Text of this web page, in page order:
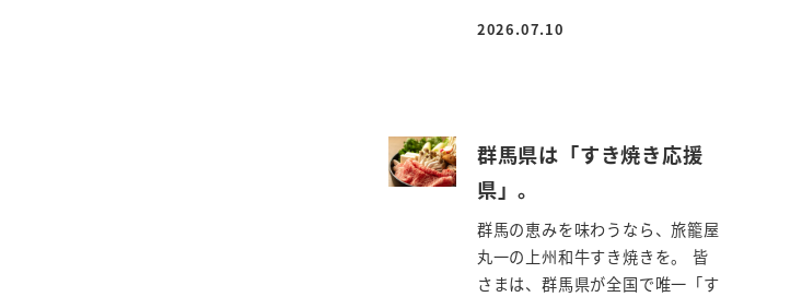
投稿日
2026.07.10
群馬県は「すき焼き応援
県」。
群馬の恵みを味わうなら、旅籠屋
丸一の上州和牛すき焼きを。 皆
さまは、群馬県が全国で唯一「す